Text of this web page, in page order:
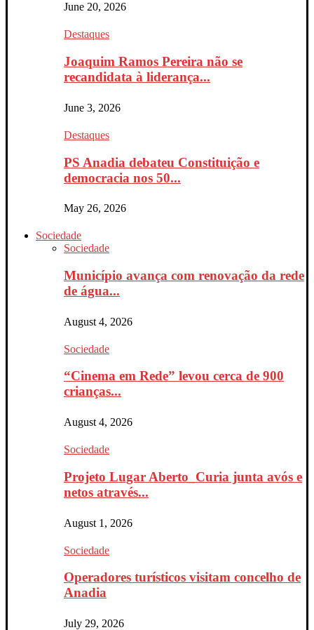
June 20, 2026
Destaques
Joaquim Ramos Pereira não se
recandidata à liderança...
June 3, 2026
Destaques
PS Anadia debateu Constituição e
democracia nos 50...
May 26, 2026
Sociedade
Sociedade
Município avança com renovação da rede
de água...
August 4, 2026
Sociedade
“Cinema em Rede” levou cerca de 900
crianças...
August 4, 2026
Sociedade
Projeto Lugar Aberto_Curia junta avós e
netos através...
August 1, 2026
Sociedade
Operadores turísticos visitam concelho de
Anadia
July 29, 2026